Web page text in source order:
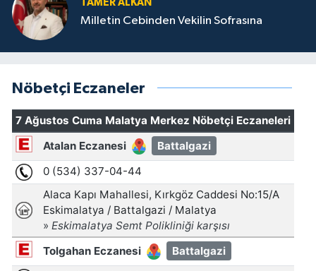
TAMER ALKAN
Milletin Cebinden Vekilin Sofrasına
Nöbetçi Eczaneler